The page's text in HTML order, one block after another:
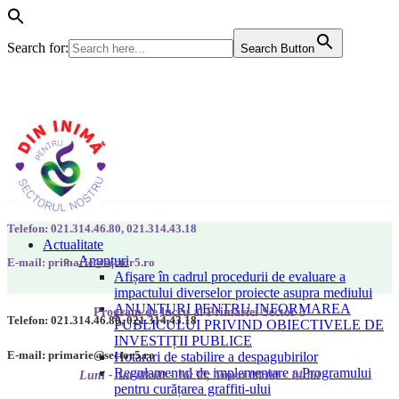
Search for: Search Button
Actualitate
Anunțuri
Afișare în cadrul procedurii de evaluare a
impactului diverselor proiecte asupra mediului
ANUNȚURI PENTRU INFORMAREA
PUBLICULUI PRIVIND OBIECTIVELE DE
INVESTIȚII PUBLICE
Hotarari de stabilire a despagubirilor
Regulamentul de implementare a Programului
pentru curățarea graffiti-ului
Telefon: 021.314.46.80, 021.314.43.18
E-mail: primarie@sector5.ro
Program de lucru al Primăriei Sector 5
Luni - Joi 08:00 - 16:30; Vineri 08:00 - 14:00
Telefon: 021.314.46.80, 021.314.43.18
E-mail: primarie@sector5.ro